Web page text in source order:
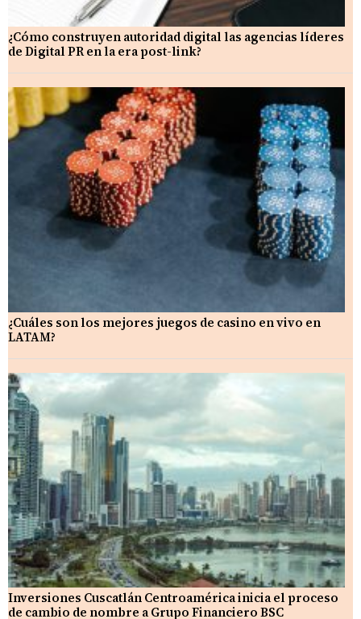
¿Cómo construyen autoridad digital las agencias líderes
de Digital PR en la era post-link?
¿Cuáles son los mejores juegos de casino en vivo en
LATAM?
Inversiones Cuscatlán Centroamérica inicia el proceso
de cambio de nombre a Grupo Financiero BSC